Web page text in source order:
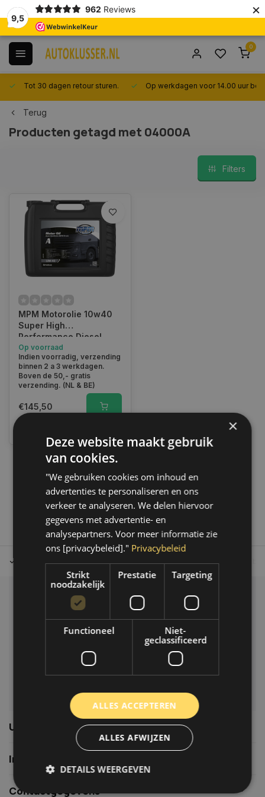
9,5
962 Reviews ×
0
Tot 30 dagen retour sturen. Op werkdagen voor 14.00 uur
Terug
Producten getagd met 04000A
Filters
MPM Motorolie 10w40
Super High
Performance Diesel
Vrachtwagen Premium
Synthetisch | 20 Liter |
04020A
Op voorraad
Indien voorradig, verzending
binnen 2 a 3 werkdagen.
Boven de 50,- gratis
verzending. (NL & BE)
€145,50
1
Tot 30 dagen retour sturen. Op werkdagen voor 14.00 uur
Klantenservice
Veelgestelde vragen
06-39119169
info@autoklusser.nl
Usefull links
Informatie
Contactgegevens
×
Deze website maakt gebruik
van cookies.
"We gebruiken cookies om inhoud en
advertenties te personaliseren en ons
verkeer te analyseren. We delen hiervoor
gegevens met advertentie- en
analysepartners. Voor meer informatie zie
ons [privacybeleid]." Privacybeleid
Strikt
noodzakelijk
Prestatie Targeting
Functioneel
Niet-
geclassificeerd
ALLES ACCEPTEREN
ALLES AFWIJZEN
DETAILS WEERGEVEN